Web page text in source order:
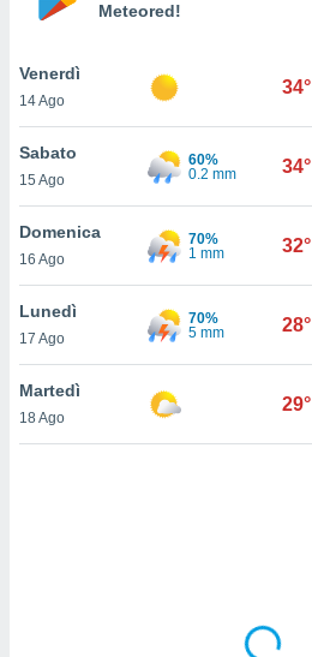
nella
cookie
il tuo
in
a piè
del
Meteored!
Venerdì
14 Ago
34°
Sabato
15 Ago
60%
0.2 mm
34°
Domenica
16 Ago
70%
1 mm
32°
Lunedì
17 Ago
70%
5 mm
28°
Martedì
18 Ago
29°